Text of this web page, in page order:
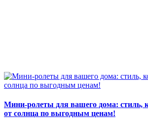
Мини-ролеты для вашего дома: стиль,
от солнца по выгодным ценам!